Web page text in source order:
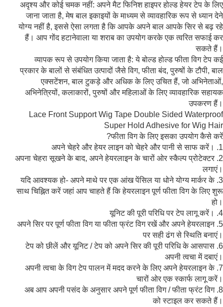
अदृश्य और कोई चमक नहीं: अपने मैट फिनिश हाइपर होल्ड हेयर टेप के लिए
जाना जाता है, मेष बाल इकाइयों के माध्यम से व्यावहारिक रूप से ध्यान देने
योग्य नहीं है, इससे ऐसा लगता है कि आपके अपने बाल आपके सिर से बढ़ रहे
हैं। आप गोंद हटानेवाला या शराब का उपयोग करके एक त्वरित सफाई कर
सकते हैं।
व्यापक रूप से उपयोग किया जाता है: ये बोल्ड होल्ड फीता विग टेप कई
प्रकार के बालों से संबंधित उत्पादों जैसे विग, फीता बंद, पुरुषों के टौपी, बाल
एक्सटेंशन, बाल टुकड़े और अधिक के लिए उचित हैं, जो अभिनेताओं,
अभिनेत्रियों, कलाकारों, पुरुषों और महिलाओं के लिए व्यावहारिक सहायक
उपकरण हैं।
फीता विग के लिए इसका उपयोग कैसे करें?
1. अपने चेहरे और हेयर लाइन को चेहरे और पानी से साफ करें।
2. अपना चेहरा सूखने के बाद, अपने हेयरलाइन के चारों ओर स्कैल्प प्रोटेक्टर
लगाएं।
3. यदि आवश्यक हो- अपने माथे पर एक आंख पेंसिल या धोने योग्य मार्कर के
साथ चिह्नित करें जहां आप चाहते हैं कि हेयरलाइन पूर्ण फीता विग के लिए शुरू
हो।
4. यूनिट की पूरी परिधि पर टेप लागू करें।
5. अपने सिर पर पूर्ण फीता विग या फीता फ्रंट विग रखें और अपने हेयरलाइन
पर सही ढंग से स्थिति बनाएं।
6. टेप को छीलें और यूनिट / टेप को अपने सिर की पूरी परिधि के आसपास
अपनी त्वचा में दबाएं।
7. अपनी त्वचा के विग टेप पालन में मदद करने के लिए अपने हेयरलाइन के
चारों ओर एक स्कार्फ लागू करें।
8. अब आप अपनी पसंद के अनुसार अपने पूर्ण फीता विग / फीता फ्रंट विग
को स्टाइल कर सकते हैं।